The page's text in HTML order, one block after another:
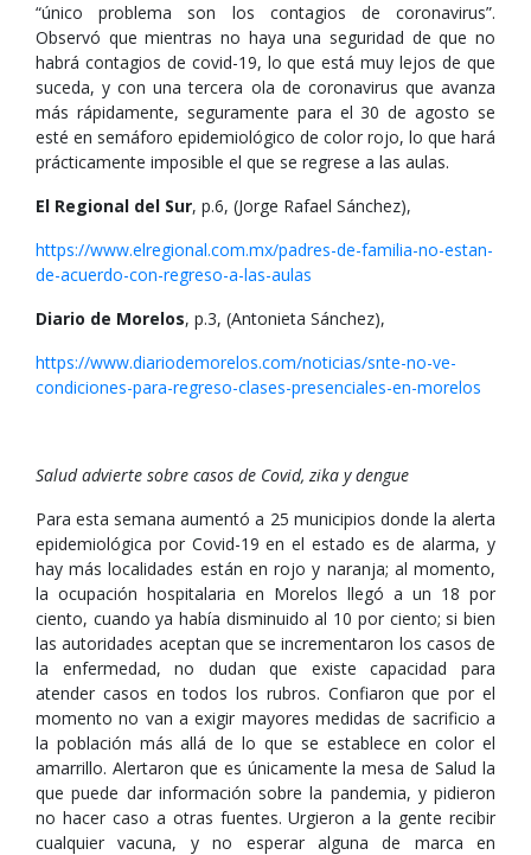
“único problema son los contagios de coronavirus”.
Observó que mientras no haya una seguridad de que no
habrá contagios de covid-19, lo que está muy lejos de que
suceda, y con una tercera ola de coronavirus que avanza
más rápidamente, seguramente para el 30 de agosto se
esté en semáforo epidemiológico de color rojo, lo que hará
prácticamente imposible el que se regrese a las aulas.
El Regional del Sur, p.6, (Jorge Rafael Sánchez),
https://www.elregional.com.mx/padres-de-familia-no-estan-
de-acuerdo-con-regreso-a-las-aulas
Diario de Morelos, p.3, (Antonieta Sánchez),
https://www.diariodemorelos.com/noticias/snte-no-ve-
condiciones-para-regreso-clases-presenciales-en-morelos
Salud advierte sobre casos de Covid, zika y dengue
Para esta semana aumentó a 25 municipios donde la alerta
epidemiológica por Covid-19 en el estado es de alarma, y
hay más localidades están en rojo y naranja; al momento,
la ocupación hospitalaria en Morelos llegó a un 18 por
ciento, cuando ya había disminuido al 10 por ciento; si bien
las autoridades aceptan que se incrementaron los casos de
la enfermedad, no dudan que existe capacidad para
atender casos en todos los rubros. Confiaron que por el
momento no van a exigir mayores medidas de sacrificio a
la población más allá de lo que se establece en color el
amarrillo. Alertaron que es únicamente la mesa de Salud la
que puede dar información sobre la pandemia, y pidieron
no hacer caso a otras fuentes. Urgieron a la gente recibir
cualquier vacuna, y no esperar alguna de marca en